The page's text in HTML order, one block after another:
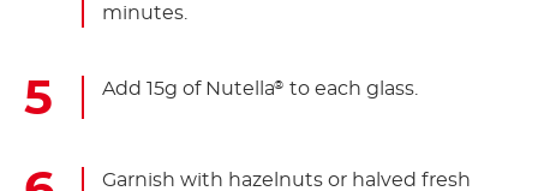
minutes.
Add 15g of Nutella® to each glass.
Garnish with hazelnuts or halved fresh